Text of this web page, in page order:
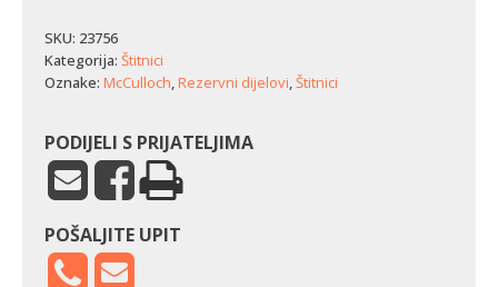
SKU: 23756
Kategorija: Štitnici
Oznake: McCulloch,Rezervni dijelovi,Štitnici
PODIJELI S PRIJATELJIMA
POŠALJITE UPIT